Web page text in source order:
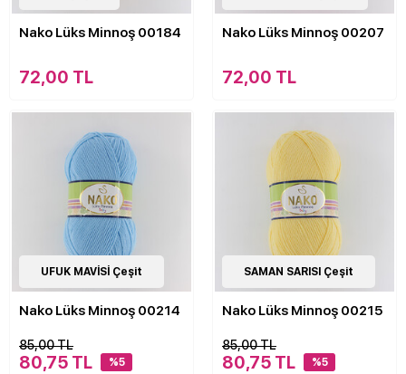
Nako Lüks Minnoş 00184
72,00 TL
Nako Lüks Minnoş 00207
72,00 TL
21Çeşit
UFUK MAVİSİ Çeşit
Nako Lüks Minnoş 00214
85,00 TL
80,75 TL %5
21Çeşit
SAMAN SARISI Çeşit
Nako Lüks Minnoş 00215
85,00 TL
80,75 TL %5